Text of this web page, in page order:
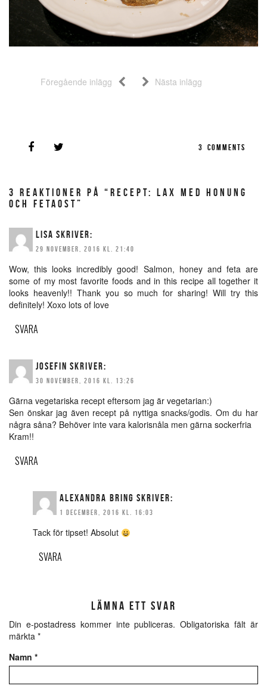
Föregående inlägg Nästa inlägg
3 COMMENTS
3 REAKTIONER PÅ “RECEPT: LAX MED HONUNG
OCH FETAOST”
LISA SKRIVER:
29 NOVEMBER, 2016 KL. 21:40
Wow, this looks incredibly good! Salmon, honey and feta are
some of my most favorite foods and in this recipe all together it
looks heavenly!! Thank you so much for sharing! Will try this
definitely! Xoxo lots of love
SVARA
JOSEFIN SKRIVER:
30 NOVEMBER, 2016 KL. 13:26
Gärna vegetariska recept eftersom jag är vegetarian:)
Sen önskar jag även recept på nyttiga snacks/godis. Om du har
några såna? Behöver inte vara kalorisnåla men gärna sockerfria
Kram!!
SVARA
ALEXANDRA BRING SKRIVER:
1 DECEMBER, 2016 KL. 16:03
Tack för tipset! Absolut
SVARA
LÄMNA ETT SVAR
Din e-postadress kommer inte publiceras. Obligatoriska fält är
märkta *
Namn *